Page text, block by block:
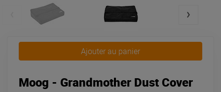
Ajouter au panier
Moog - Grandmother Dust Cover